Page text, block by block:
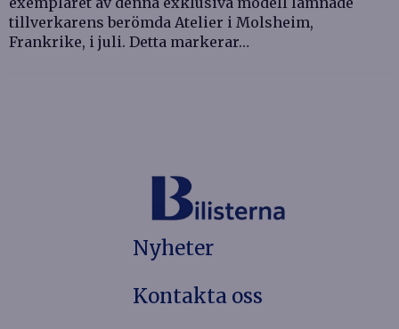
tillverkarens berömda Atelier i Molsheim,
Frankrike, i juli. Detta markerar…
Nyheter
Kontakta oss